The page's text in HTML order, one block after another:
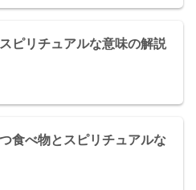
ピリチュアルな意味の解説
食べ物とスピリチュアルな